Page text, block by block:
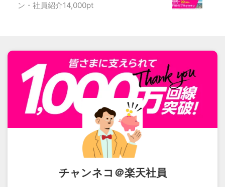
ン・社員紹介14,000pt
チャンネコ＠楽天社員